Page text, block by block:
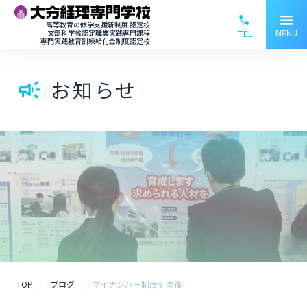
高等教育の修学支援新制度 認定校
文部科学省認定職業実践専門課程
専門実践教育訓練給付金制度認定校
TEL
menu
MENU
campaign お知らせ
TOP ブログ マイナンバー制度その後